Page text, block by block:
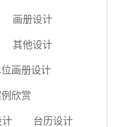
画册设计
其他设计
画册设计
欣赏
计 台历设计